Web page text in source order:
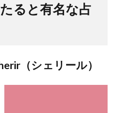
ると有名な占
（シェリール）